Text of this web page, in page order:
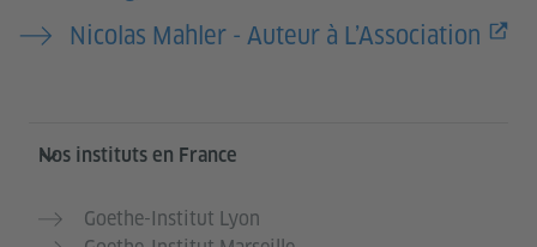
Nicolas Mahler - Auteur à L’Association
Service- und Informationsbereich
Nos instituts en France
Goethe-Institut Lyon